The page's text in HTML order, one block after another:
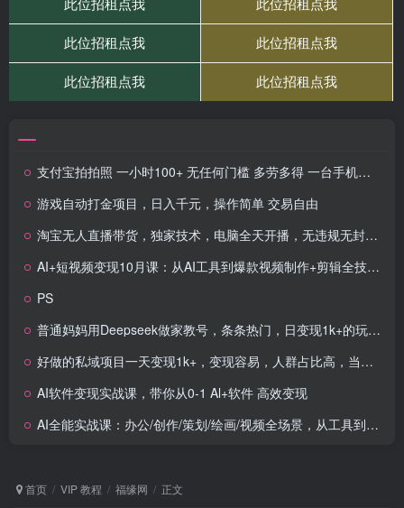
支付宝拍拍照 一小时100+ 无任何门槛 多劳多得 一台手机轻松操做
游戏自动打金项目，日入千元，操作简单 交易自由
淘宝无人直播带货，独家技术，电脑全天开播，无违规无封号轻松上手，日入1k+
AI+短视频变现10月课：从AI工具到爆款视频制作+剪辑全技巧 单条播放100w+
PS
普通妈妈用Deepseek做家教号，条条热门，日变现1k+的玩法，直接抄作业
好做的私域项目一天变现1k+，变现容易，人群占比高，当天就能见到钱
AI软件变现实战课，带你从0-1 Al+软件 高效变现
AI全能实战课：办公/创作/策划/绘画/视频全场景，从工具到提示词解锁高效技巧
首页 VIP 教程 福缘网 正文